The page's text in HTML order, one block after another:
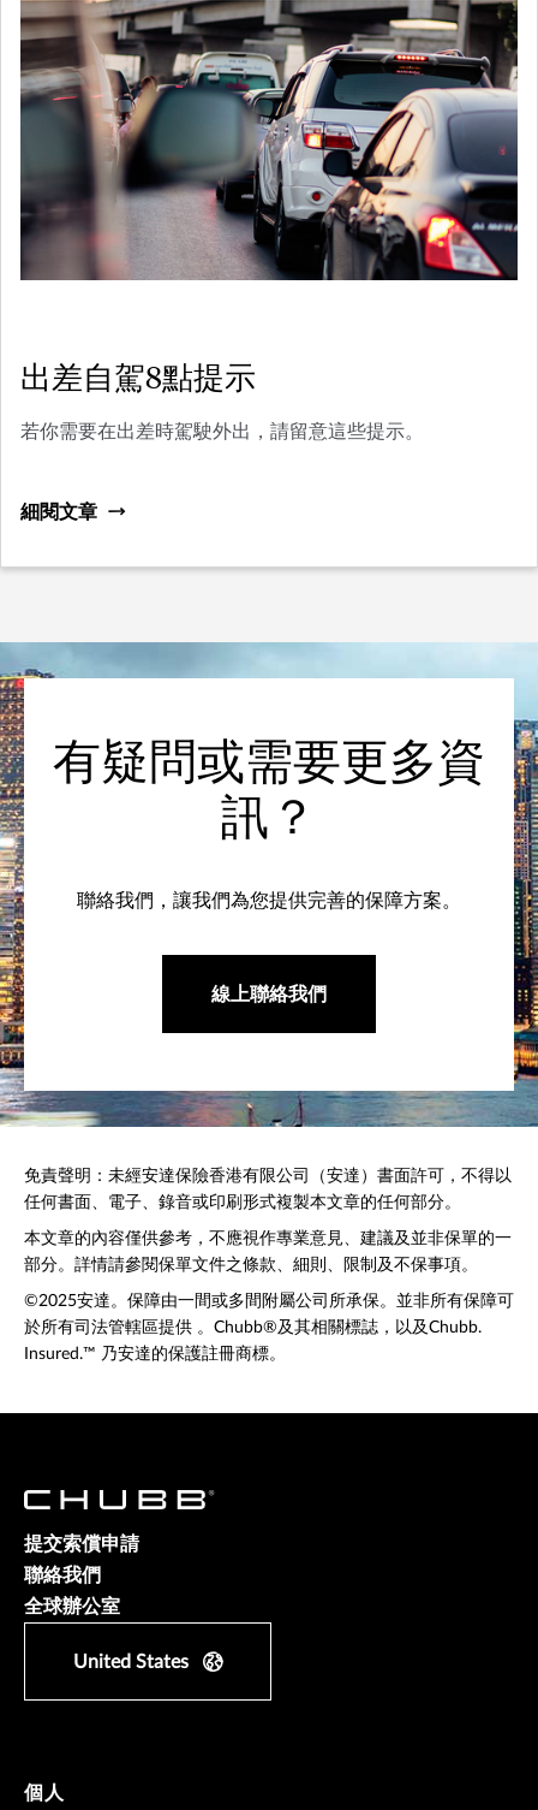
出差自駕8點提示
若你需要在出差時駕駛外出，請留意這些提示。
細閱文章
有疑問或需要更多資
訊？
聯絡我們，讓我們為您提供完善的保障方案。
線上聯絡我們
免責聲明：未經安達保險香港有限公司（安達）書面許可，不得以
任何書面、電子、錄音或印刷形式複製本文章的任何部分。
本文章的內容僅供參考，不應視作專業意見、建議及並非保單的一
部分。詳情請參閱保單文件之條款、細則、限制及不保事項。
©2025安達。保障由一間或多間附屬公司所承保。並非所有保障可
於所有司法管轄區提供 。Chubb®及其相關標誌，以及Chubb.
Insured.™ 乃安達的保護註冊商標。
提交索償申請
聯絡我們
全球辦公室
United States
個人